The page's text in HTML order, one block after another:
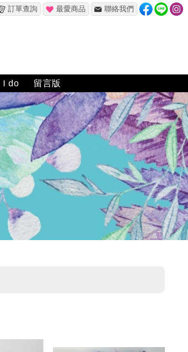
訂單查詢 最愛商品 聯絡我們
I do 留言版